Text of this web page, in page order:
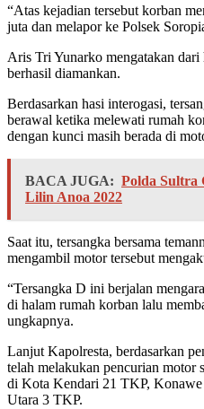
“Atas kejadian tersebut korban
juta dan melapor ke Polsek
Aris Tri Yunarko mengatakan dari
berhasil diamankan.
Berdasarkan hasi interogasi,
berawal ketika melewati rumah
dengan kunci masih berada di
BACA JUGA: Polda Sultra
Lilin Anoa 2022
Saat itu, tersangka bersama
mengambil motor tersebut
“Tersangka D ini berjalan
di halam rumah korban lalu
ungkapnya.
Lanjut Kapolresta, berdasarkan
telah melakukan pencurian motor
di Kota Kendari 21 TKP,
Utara 3 TKP.